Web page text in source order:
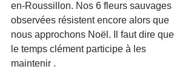
en-Roussillon. Nos 6 fleurs sauvages
observées résistent encore alors que
nous approchons Noël. Il faut dire que
le temps clément participe à les
maintenir .